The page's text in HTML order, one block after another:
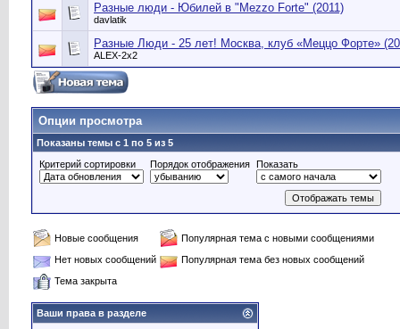
Разные люди - Юбилей в "Mezzo Forte" (2011)
davlatik
Разные Люди - 25 лет! Москва, клуб «Меццо Форте»
ALEX-2x2
Опции просмотра
Показаны темы с 1 по 5 из 5
Критерий сортировки
Порядок отображения Показать
Новые сообщения
Популярная тема с новыми сообщениями
Нет новых сообщений
Популярная тема без новых сообщений
Тема закрыта
Ваши права в разделе